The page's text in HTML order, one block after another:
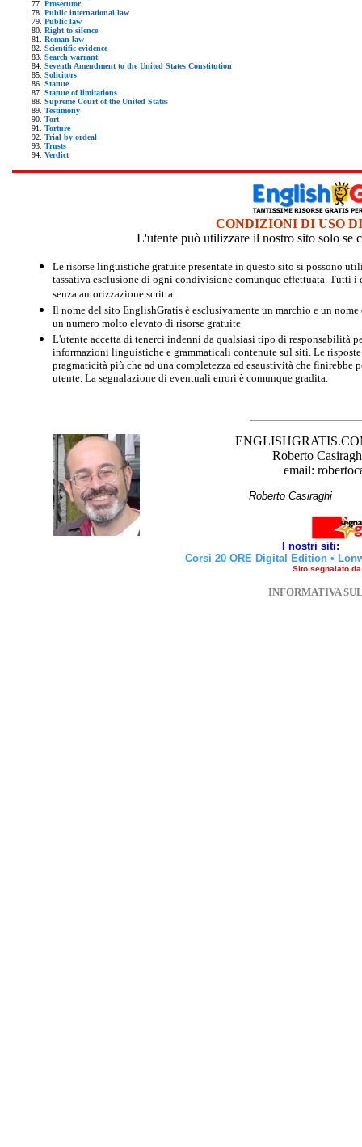
Prosecutor
Public international law
Public law
Right to silence
Roman law
Scientific evidence
Search warrant
Seventh Amendment to the United States Constitution
Solicitors
Statute
Statute of limitations
Supreme Court of the United States
Testimony
Tort
Torture
Trial by ordeal
Trusts
Verdict
CONDIZIONI DI USO
L'utente può utilizzare il nostro sito solo se
Le risorse linguistiche gratuite presentate in questo sito si possono
tassativa esclusione di ogni condivisione comunque effettuata. Tutti
senza autorizzazione scritta.
Il nome del sito EnglishGratis è esclusivamente un marchio e un
un numero molto elevato di risorse gratuite
L'utente accetta di tenerci indenni da qualsiasi tipo di responsabilità
informazioni linguistiche e grammaticali contenute sul siti. Le
pragmaticità più che ad una completezza ed esaustività che finirebbe
utente. La segnalazione di eventuali errori è comunque gradita.
Roberto
email:
Roberto
I nostri siti:
Corsi 20 ORE Digital Edition •
Sito segnalato
INFORMATIVA